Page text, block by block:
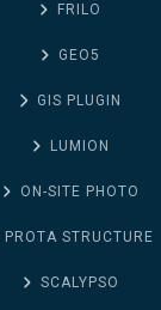
FRILO
GEO5
GIS PLUGIN
LUMION
ON-SITE PHOTO
PROTA STRUCTURE
SCALYPSO